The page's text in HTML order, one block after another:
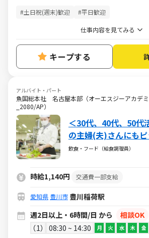
#土日祝(週末)歓迎 #平日歓迎
仕事内容を見てみる
キープする
アルバイト・パート
魚国総本社 名古屋本部（オーエスジーアカデ
_2080/AP）
＜30代、40代、50代
の主婦(夫)さんにも
からのチャレンジもok
飲食・フード（給食調理員）
時給1,140円 交通費一部支給
愛知県 豊川市 豊川稲荷駅
週2日以上・6時間/日 から
相談OK
1
08:30 ~ 14:30 月 火 水 木 金